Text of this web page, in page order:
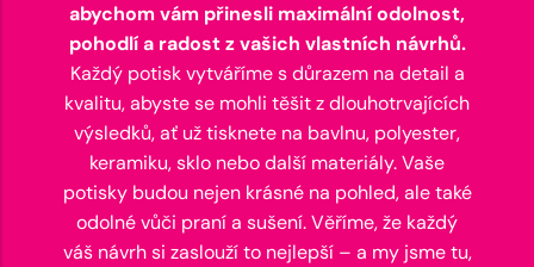
abychom vám přinesli maximální odolnost,
pohodlí a radost z vašich vlastních návrhů.
Každý potisk vytváříme s důrazem na detail a
kvalitu, abyste se mohli těšit z dlouhotrvajících
výsledků, ať už tisknete na bavlnu, polyester,
keramiku, sklo nebo další materiály. Vaše
potisky budou nejen krásné na pohled, ale také
odolné vůči praní a sušení. Věříme, že každý
váš návrh si zaslouží to nejlepší – a my jsme tu,